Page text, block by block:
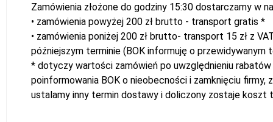
Zamówienia złożone do godziny 15:30 dostarczamy w
• zamówienia powyżej 200 zł brutto - transport gratis *
• zamówienia poniżej 200 zł brutto- transport 15 zł z
późniejszym terminie (BOK informuję o przewidywanym
* dotyczy wartości zamówień po uwzględnieniu
poinformowania BOK o nieobecności i zamknięciu
ustalamy inny termin dostawy i doliczony zostaje